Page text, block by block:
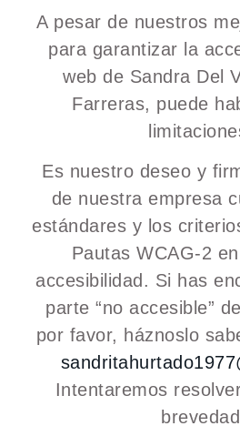
A pesar de nuestros
para garantizar la
web de Sandra Del
Farreras, puede
Es nuestro deseo y
de nuestra empresa
estándares y los
Pautas WCAG-2
accesibilidad. Si has
parte “no accesible”
por favor, háznoslo
Intentaremos